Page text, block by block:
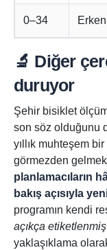
0–34 Erken
🔬 Diğer
duruyor
Şehir bisiklet
son söz olduğunu
yıllık muhteşem
görmezden
planlamacıların
bakış açısıyla
programın kendi
açıkça etiketlenmiş
yaklaşıklama